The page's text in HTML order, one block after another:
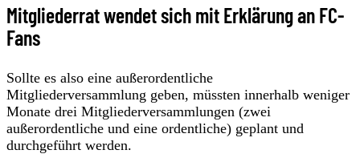
Mitgliederrat wendet sich mit Erklärung an FC-
Fans
Sollte es also eine außerordentliche
Mitgliederversammlung geben, müssten innerhalb weniger
Monate drei Mitgliederversammlungen (zwei
außerordentliche und eine ordentliche) geplant und
durchgeführt werden.